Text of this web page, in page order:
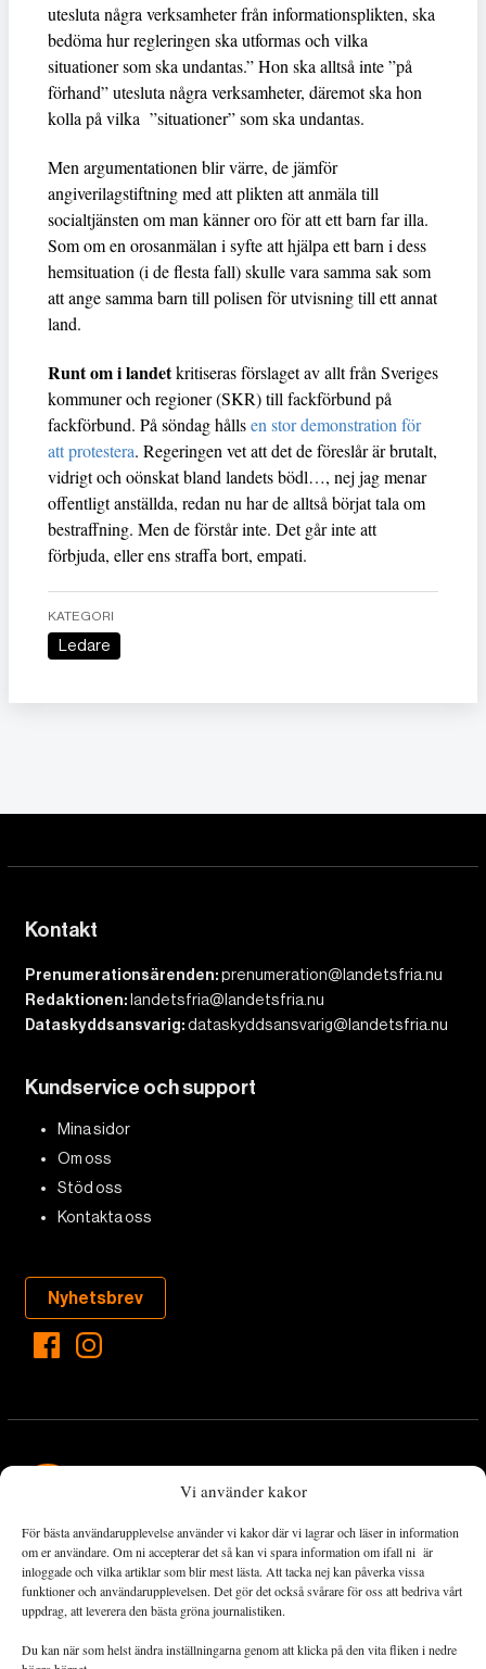
Vi använder kakor
För bästa användarupplevelse använder vi kakor där vi lagrar och läser in information
om er användare. Om ni accepterar det så kan vi spara information om ifall ni är
inloggade och vilka artiklar som blir mest lästa. Att tacka nej kan påverka vissa
funktioner och användarupplevelsen. Det gör det också svårare för oss att bedriva vårt
uppdrag, att leverera den bästa gröna journalistiken.
Du kan när som helst ändra inställningarna genom att klicka på den vita fliken i nedre
utesluta några verksamheter från informationsplikten, ska
bedöma hur regleringen ska utformas och vilka
situationer som ska undantas.” Hon ska alltså inte ”på
förhand” utesluta några verksamheter, däremot ska hon
kolla på vilka ”situationer” som ska undantas.
Men argumentationen blir värre, de jämför
angiverilagstiftning med att plikten att anmäla till
socialtjänsten om man känner oro för att ett barn far illa.
Som om en orosanmälan i syfte att hjälpa ett barn i dess
hemsituation (i de flesta fall) skulle vara samma sak som
att ange samma barn till polisen för utvisning till ett annat
land.
Runt om i landetkritiseras förslaget av allt från Sveriges
kommuner och regioner (SKR) till fackförbund på
fackförbund. På söndag hållsen stor demonstration för
att protestera. Regeringen vet att det de föreslår är brutalt,
vidrigt och oönskat bland landets bödl…, nej jag menar
offentligt anställda, redan nu har de alltså börjat tala om
bestraffning. Men de förstår inte. Det går inte att
förbjuda, eller ens straffa bort, empati.
KATEGORI
Ledare
Kontakt
Prenumerationsärenden:prenumeration@landetsfria.nu
Redaktionen: landetsfria@landetsfria.nu
Dataskyddsansvarig:dataskyddsansvarig@landetsfria.nu
Kundservice och support
Mina sidor
Om oss
Stöd oss
Kontakta oss
Nyhetsbrev
Landets Fria Tidning är en nyhetstidning med bred bevakning av
det viktigaste som händer lokalt och globalt och med fokus på
omställningsrörelsen. En omställning till ett hållbart samhälle går
både via starka och lika rättigheter för alla människor, minskade
ekonomiska och sociala klyftor, samt utrymme för allt levande att